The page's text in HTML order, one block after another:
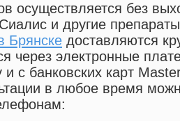
осуществляется без
и другие
Брянске доставляются
через электронные
с банковских карт
в любое время